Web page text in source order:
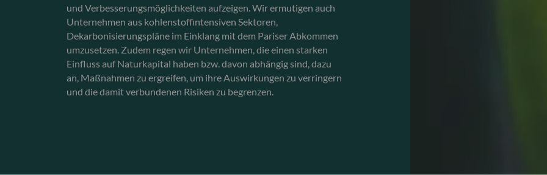
und Verbesserungsmöglichkeiten aufzeigen. Wir ermutigen auch
Unternehmen aus kohlenstoffintensiven Sektoren,
Dekarbonisierungspläne im Einklang mit dem Pariser Abkommen
umzusetzen. Zudem regen wir Unternehmen, die einen starken
Einfluss auf Naturkapital haben bzw. davon abhängig sind, dazu
an, Maßnahmen zu ergreifen, um ihre Auswirkungen zu verringern
und die damit verbundenen Risiken zu begrenzen.